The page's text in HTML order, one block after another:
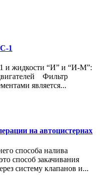
1
и жидкости “И” и “И-М”:
Фильтр
является...
на автоцистернах
способа налива
способ закачивания
систему клапанов и...